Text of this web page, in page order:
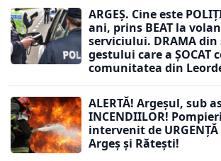
ARGEȘ. Cine este
ani, prins BEAT la
serviciului. DRAMA din
gestului care a ȘOCAT
comunitatea din
ALERTĂ! Argeșul, sub
INCENDIILOR!
intervenit de
Argeș și Rătești!